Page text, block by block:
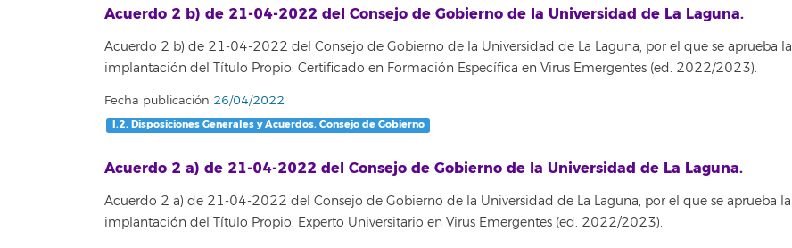
Acuerdo 2 b) de 21-04-2022 del Consejo de Gobierno de la Universidad de La Laguna.
Acuerdo 2 b) de 21-04-2022 del Consejo de Gobierno de la Universidad de La Laguna, por el que se aprueba la
implantación del Título Propio: Certificado en Formación Específica en Virus Emergentes (ed. 2022/2023).
Fecha publicación 26/04/2022
I.2. Disposiciones Generales y Acuerdos. Consejo de Gobierno
Acuerdo 2 a) de 21-04-2022 del Consejo de Gobierno de la Universidad de La Laguna.
Acuerdo 2 a) de 21-04-2022 del Consejo de Gobierno de la Universidad de La Laguna, por el que se aprueba la
implantación del Título Propio: Experto Universitario en Virus Emergentes (ed. 2022/2023).